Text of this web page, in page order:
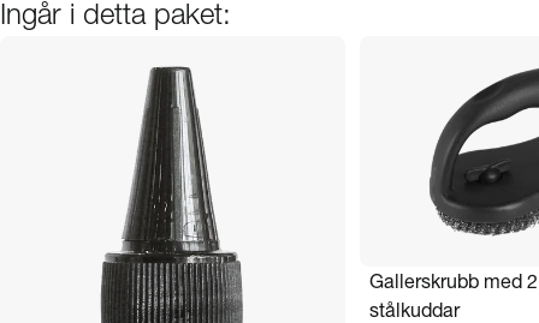
Ingår i detta paket:
Gallerskrubb med 2
stålkuddar